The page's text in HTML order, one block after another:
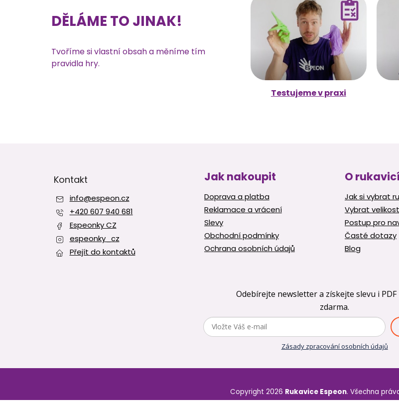
DĚLÁME TO JINAK!
Tvoříme si vlastní obsah a měníme tím
pravidla hry.
Testujeme v praxi
Kontakt
info@espeon.cz
+420 607 940 681
Espeonky CZ
espeonky_cz
Přejít do kontaktů
Jak nakoupit
Doprava a platba
Reklamace a vrácení
Slevy
Obchodní podmínky
Ochrana osobních údajů
O
Jak si vybrat
Vybrat velikost
Postup pro
Časté dotazy
Blog
Odebírejte newsletter a získejte slevu i PDF
zdarma.
Zásady zpracování osobních údajů
Copyright 2026 Rukavice Espeon. Všechna